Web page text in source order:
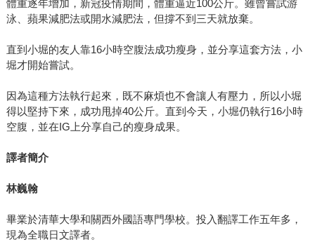
體重逐年增加，新冠疫情期間，體重逼近100公斤。雖曾嘗試游
泳、蘋果減肥法或開水減肥法，但撐不到三天就放棄。
直到小堀的友人靠16小時空腹法成功瘦身，並分享這套方法，小
堀才開始嘗試。
因為這種方法執行起來，既不麻煩也不會讓人有壓力，所以小堀
得以堅持下來，成功甩掉40公斤。直到今天，小堀仍執行16小時
空腹，並在IG上分享自己的瘦身成果。
譯者簡介
林巍翰
畢業於清華大學和關西外國語專門學校。投入翻譯工作五年多，
現為全職日文譯者。